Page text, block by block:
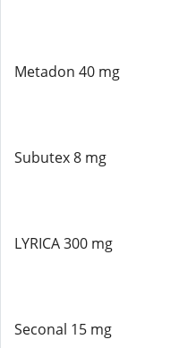
Metadon 40 mg
Subutex 8 mg
LYRICA 300 mg
Seconal 15 mg